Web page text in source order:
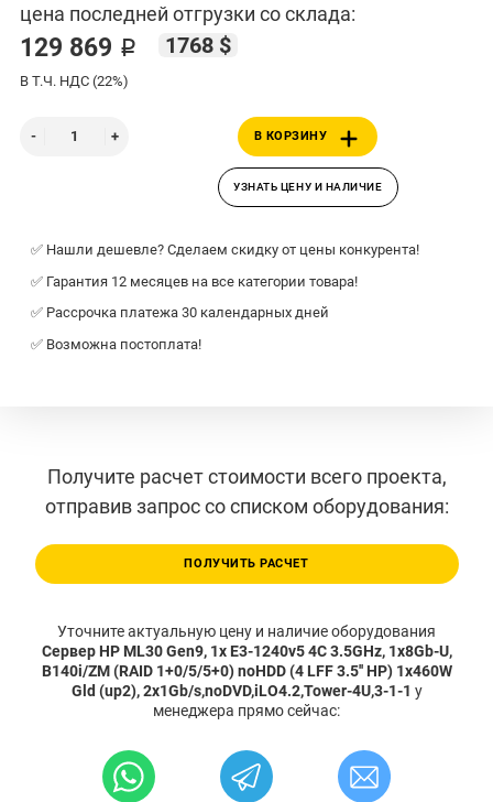
цена последней отгрузки со склада:
129 869 ₽ 1768 $
В Т.Ч. НДС (22%)
В КОРЗИНУ
УЗНАТЬ ЦЕНУ И НАЛИЧИЕ
✅ Нашли дешевле? Сделаем скидку от цены конкурента!
✅ Гарантия 12 месяцев на все категории товара!
✅ Рассрочка платежа 30 календарных дней
✅ Возможна постоплата!
Получите расчет стоимости всего проекта,
отправив запрос со списком оборудования:
ПОЛУЧИТЬ РАСЧЕТ
Уточните актуальную цену и наличие оборудования
Сервер HP ML30 Gen9, 1x E3-1240v5 4C 3.5GHz, 1x8Gb-U,
B140i/ZM (RAID 1+0/5/5+0) noHDD (4 LFF 3.5'' HP) 1x460W
Gld (up2), 2x1Gb/s,noDVD,iLO4.2,Tower-4U,3-1-1 у
менеджера прямо сейчас: